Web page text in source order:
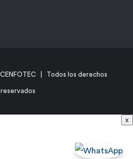
| Todos los derechos
reservados
x